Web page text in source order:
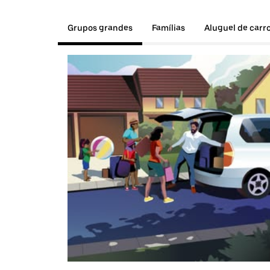
Grupos grandes Famílias Aluguel de